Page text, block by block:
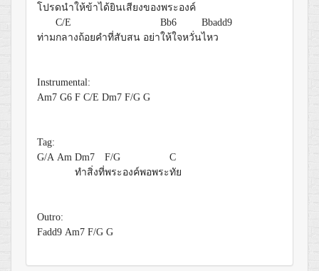
โปรดนำให้ข้าได้ยินเสียงของพระองค์
C/E
Bb6
Bbadd9
ท่ามกลางถ้อยคำที่สับสน อย่าให้ใจหวั่นไหว
Instrumental:
Am7 G6 F C/E Dm7 F/G G
Tag:
G/A Am Dm7 F/G
C
ทำสิ่งที่พระองค์พอพระทัย
Outro:
Fadd9 Am7 F/G G